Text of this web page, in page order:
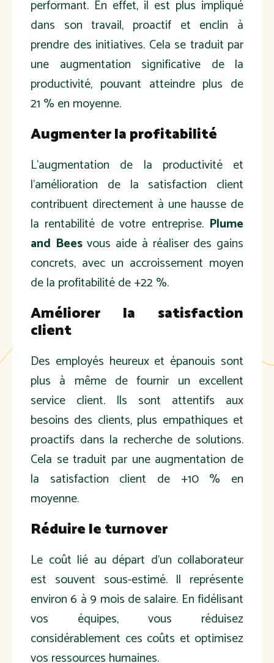
performant. En effet, il est plus impliqué
dans son travail, proactif et enclin à
prendre des initiatives. Cela se traduit par
une augmentation significative de la
productivité, pouvant atteindre plus de
21 % en moyenne.
Augmenter la profitabilité
L'augmentation de la productivité et
l'amélioration de la satisfaction client
contribuent directement à une hausse de
la rentabilité de votre entreprise. Plume
and Beesvous aide à réaliser des gains
concrets, avec un accroissement moyen
de la profitabilité de +22%.
Améliorer la satisfaction
client
Des employés heureux et épanouis sont
plus à même de fournir un excellent
service client. Ils sont attentifs aux
besoins des clients, plus empathiques et
proactifs dans la recherche de solutions.
Cela se traduit par une augmentation de
la satisfaction client de +10 % en
moyenne.
Réduire le turnover
Le coût lié au départ d'un collaborateur
est souvent sous-estimé. Il représente
environ 6 à 9 mois de salaire. En fidélisant
vos équipes, vous réduisez
considérablement ces coûts et optimisez
vos ressources humaines.